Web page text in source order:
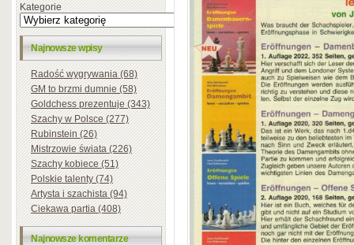
Kategorie
Najnowsze wpisy
Radość wygrywania (68)
GM to brzmi dumnie (58)
Goldchess prezentuje (343)
Szachy w Polsce (277)
Rubinstein (26)
Mistrzowie świata (226)
Szachy kobiece (51)
Polskie talenty (74)
Artysta i szachista (94)
Ciekawa partia (408)
Najnowsze komentarze